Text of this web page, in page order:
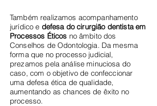
Também realizamos acompanhamento
jurídico e defesa do cirurgião dentista em
Processos Éticos no âmbito dos
Conselhos de Odontologia. Da mesma
forma que no processo judicial,
prezamos pela análise minuciosa do
caso, com o objetivo de confeccionar
uma defesa ética de qualidade,
aumentando as chances de êxito no
processo.